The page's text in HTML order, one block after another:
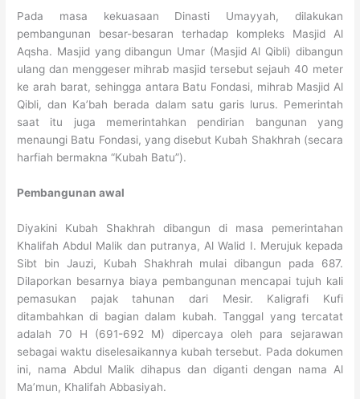
Pada masa kekuasaan Dinasti Umayyah, dilakukan
pembangunan besar-besaran terhadap kompleks Masjid Al
Aqsha. Masjid yang dibangun Umar (Masjid Al Qibli) dibangun
ulang dan menggeser mihrab masjid tersebut sejauh 40 meter
ke arah barat, sehingga antara Batu Fondasi, mihrab Masjid Al
Qibli, dan Ka’bah berada dalam satu garis lurus. Pemerintah
saat itu juga memerintahkan pendirian bangunan yang
menaungi Batu Fondasi, yang disebut Kubah Shakhrah (secara
harfiah bermakna “Kubah Batu”).
Pembangunan awal
Diyakini Kubah Shakhrah dibangun di masa pemerintahan
Khalifah Abdul Malik dan putranya, Al Walid I. Merujuk kepada
Sibt bin Jauzi, Kubah Shakhrah mulai dibangun pada 687.
Dilaporkan besarnya biaya pembangunan mencapai tujuh kali
pemasukan pajak tahunan dari Mesir. Kaligrafi Kufi
ditambahkan di bagian dalam kubah. Tanggal yang tercatat
adalah 70 H (691-692 M) dipercaya oleh para sejarawan
sebagai waktu diselesaikannya kubah tersebut. Pada dokumen
ini, nama Abdul Malik dihapus dan diganti dengan nama Al
Ma’mun, Khalifah Abbasiyah.